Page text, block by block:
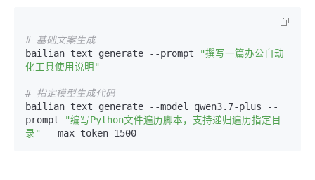
# 基础文案生成
bailian text generate --prompt
"撰写一篇办公自动
化工具使用说明"
# 指定模型生成代码
bailian text generate --model qwen3.7-plus --
prompt
"编写Python文件遍历脚本，支持递归遍历指定目
录"